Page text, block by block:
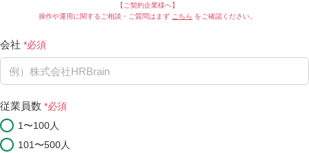
【ご契約企業様へ】
操作や運用に関するご相談・ご質問はまず こちら をご確認ください。
会社
従業員数
1〜100人
101〜500人